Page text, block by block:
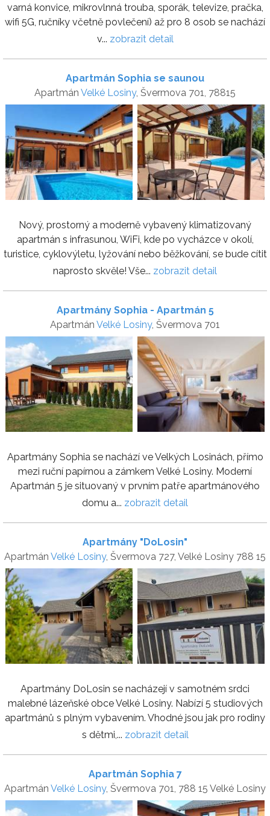
varná konvice, mikrovlnná trouba, sporák, televize, pračka,
wifi 5G, ručníky včetně povlečení) až pro 8 osob se nachází
v... zobrazit detail
Apartmán Sophia se saunou
Apartmán Velké Losiny, Švermova 701, 78815
Nový, prostorný a moderně vybavený klimatizovaný
apartmán s infrasunou, WiFi, kde po vycházce v okolí,
turistice, cyklovýletu, lyžování nebo běžkování, se bude cítit
naprosto skvěle! Vše... zobrazit detail
Apartmány Sophia - Apartmán 5
Apartmán Velké Losiny, Švermova 701
Apartmány Sophia se nachází ve Velkých Losinách, přímo
mezi ruční papírnou a zámkem Velké Losiny. Moderní
Apartmán 5 je situovaný v prvním patře apartmánového
domu a... zobrazit detail
Apartmány "DoLosin"
Apartmán Velké Losiny, Švermova 727, Velké Losiny 788 15
Apartmány DoLosin se nacházejí v samotném srdci
malebné lázeňské obce Velké Losiny. Nabízí 5 studiových
apartmánů s plným vybavením. Vhodné jsou jak pro rodiny
s dětmi,... zobrazit detail
Apartmán Sophia 7
Apartmán Velké Losiny, Švermova 701, 788 15 Velké Losiny